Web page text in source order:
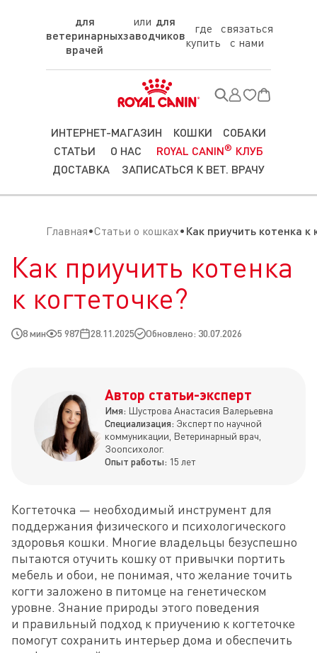
для
ветеринарных
врачей
для
заводчиков
где
купить
связаться
с нами
ИНТЕРНЕТ-МАГАЗИН КОШКИ
СОБАКИ
СТАТЬИ
О НАС ROYAL CANIN® КЛУБ
ДОСТАВКА
ЗАПИСАТЬСЯ К ВЕТ. ВРАЧУ
Главная Статьи о кошках Как приучить котенка к
Как приучить котенка
к когтеточке?
8 мин 5 987 28.11.2025 Обновлено: 30.07.2026
Автор статьи-эксперт
Имя: Шустрова Анастасия Валерьевна
Специализация: Эксперт по научной
коммуникации, Ветеринарный врач,
Зоопсихолог.
Опыт работы: 15 лет
Когтеточка — необходимый инструмент для
поддержания физического и психологического
здоровья кошки. Многие владельцы безуспешно
пытаются отучить кошку от привычки портить
мебель и обои, не понимая, что желание точить
когти заложено в питомце на генетическом
уровне. Знание природы этого поведения
и правильный подход к приучению к когтеточке
помогут сохранить интерьер дома и обеспечить